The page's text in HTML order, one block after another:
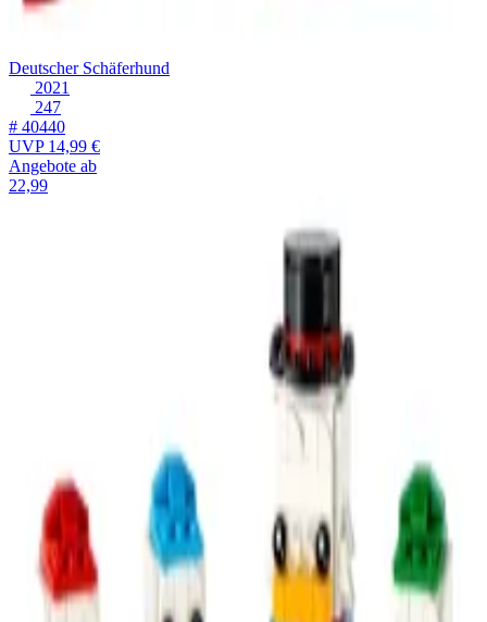
Deutscher Schäferhund
2021
247
# 40440
UVP14,99 €
Angebote ab
22,99